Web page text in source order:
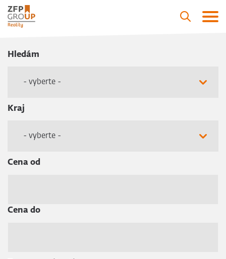
Hledám
- vyberte -
Kraj
- vyberte -
Cena od
Cena do